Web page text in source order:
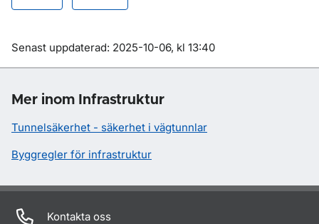
Om sidan
Senast uppdaterad: 2025-10-06, kl 13:40
Mer inom Infrastruktur
Tunnelsäkerhet - säkerhet i vägtunnlar
Byggregler för infrastruktur
Kontakta oss